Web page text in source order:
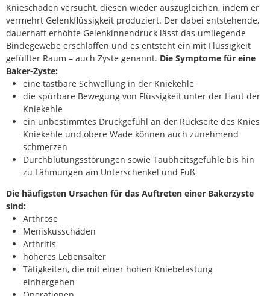
Knieschaden versucht, diesen wieder auszugleichen, indem er
vermehrt Gelenkflüssigkeit produziert. Der dabei entstehende,
dauerhaft erhöhte Gelenkinnendruck lässt das umliegende
Bindegewebe erschlaffen und es entsteht ein mit Flüssigkeit
gefüllter Raum – auch Zyste genannt. Die Symptome für eine
Baker-Zyste:
eine tastbare Schwellung in der Kniekehle
die spürbare Bewegung von Flüssigkeit unter der Haut der
Kniekehle
ein unbestimmtes Druckgefühl an der Rückseite des Knies
Kniekehle und obere Wade können auch zunehmend
schmerzen
Durchblutungsstörungen sowie Taubheitsgefühle bis hin
zu Lähmungen am Unterschenkel und Fuß
Die häufigsten Ursachen für das Auftreten einer Bakerzyste
sind:
Arthrose
Meniskusschäden
Arthritis
höheres Lebensalter
Tätigkeiten, die mit einer hohen Kniebelastung
einhergehen